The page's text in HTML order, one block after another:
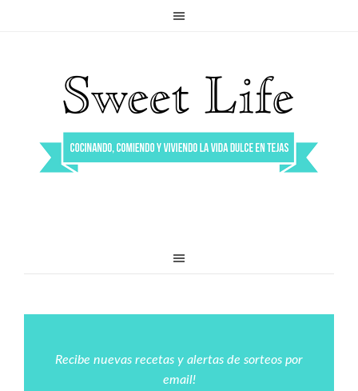
Recibe nuevas recetas y alertas de sorteos por
email!